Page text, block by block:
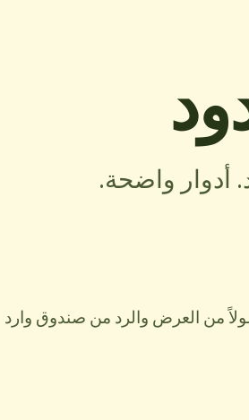
أدوار واضحة.
من العرض والرد من صندوق وارد